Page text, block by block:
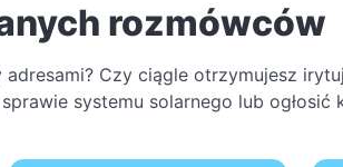
rozmówców
Czy ciągle otrzymujesz
systemu solarnego lub ogłosić